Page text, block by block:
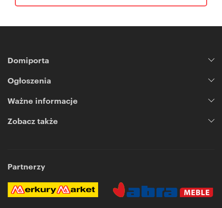
Domiporta
Ogłoszenia
Ważne informacje
Zobacz także
Partnerzy